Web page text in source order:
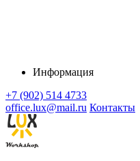
Информация
+7 (902) 514 4733
office.lux@mail.ru Контакты